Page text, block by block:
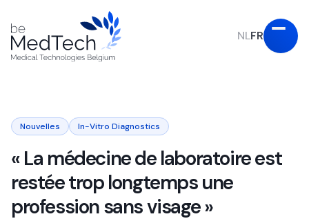
NLFR
Nouvelles In-Vitro Diagnostics
« La médecine de laboratoire est
restée trop longtemps une
profession sans visage »